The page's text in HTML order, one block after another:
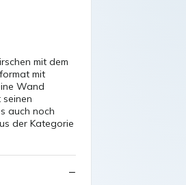
mit dem
mit
Wand
auch noch
der Kategorie